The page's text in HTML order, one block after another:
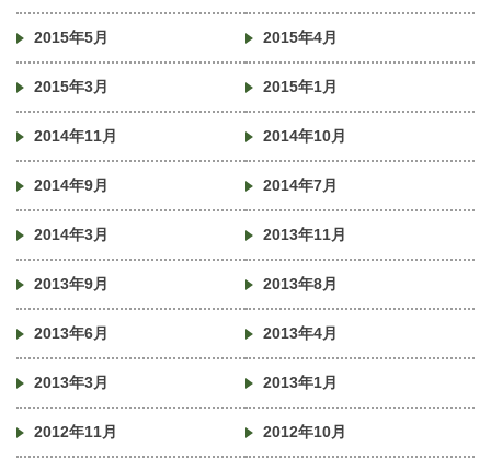
2015年5月 2015年4月
2015年3月 2015年1月
2014年11月 2014年10月
2014年9月 2014年7月
2014年3月 2013年11月
2013年9月 2013年8月
2013年6月 2013年4月
2013年3月 2013年1月
2012年11月 2012年10月